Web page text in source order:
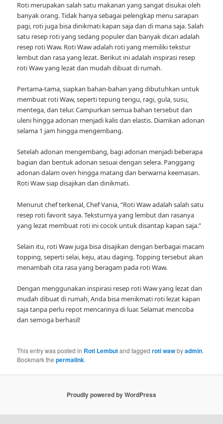
Roti merupakan salah satu makanan yang sangat disukai oleh
banyak orang. Tidak hanya sebagai pelengkap menu sarapan
pagi, roti juga bisa dinikmati kapan saja dan di mana saja. Salah
satu resep roti yang sedang populer dan banyak dicari adalah
resep roti Waw. Roti Waw adalah roti yang memiliki tekstur
lembut dan rasa yang lezat. Berikut ini adalah inspirasi resep
roti Waw yang lezat dan mudah dibuat di rumah.
Pertama-tama, siapkan bahan-bahan yang dibutuhkan untuk
membuat roti Waw, seperti tepung terigu, ragi, gula, susu,
mentega, dan telur. Campurkan semua bahan tersebut dan
uleni hingga adonan menjadi kalis dan elastis. Diamkan adonan
selama 1 jam hingga mengembang.
Setelah adonan mengembang, bagi adonan menjadi beberapa
bagian dan bentuk adonan sesuai dengan selera. Panggang
adonan dalam oven hingga matang dan berwarna keemasan.
Roti Waw siap disajikan dan dinikmati.
Menurut chef terkenal, Chef Vania, “Roti Waw adalah salah satu
resep roti favorit saya. Teksturnya yang lembut dan rasanya
yang lezat membuat roti ini cocok untuk disantap kapan saja.”
Selain itu, roti Waw juga bisa disajikan dengan berbagai macam
topping, seperti selai, keju, atau daging. Topping tersebut akan
menambah cita rasa yang beragam pada roti Waw.
Dengan menggunakan inspirasi resep roti Waw yang lezat dan
mudah dibuat di rumah, Anda bisa menikmati roti lezat kapan
saja tanpa perlu repot mencarinya di luar. Selamat mencoba
dan semoga berhasil!
This entry was posted in Roti Lembutand taggedroti wawbyadmin.
Bookmark thepermalink.
Proudly powered by WordPress